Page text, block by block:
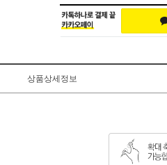
상품상세정보